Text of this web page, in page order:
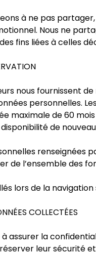
à ne pas
Nous ne
fins liées à celles
nous fournissent
personnelles.
maximale de 60
de
renseignées
de l’ensemble des
lors de la
COLLECTÉES
à assurer la
leur sécurité